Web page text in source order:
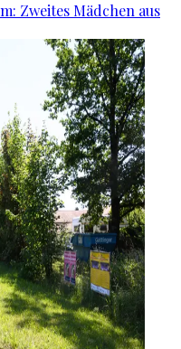
Zweites Mädchen aus